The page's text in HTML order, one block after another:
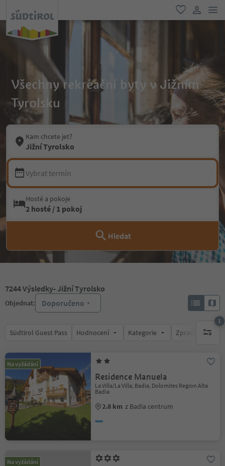
oblíbené
Všechny rekreační byty v Jižním
Tyrolsku
Kam chcete jet?
Jižní Tyrolsko
Vybrat termín
Hosté a pokoje
2 hosté / 1 pokoj
Hledat
7244Výsledky- Jižní Tyrolsko
Objednat: Doporučeno
Südtirol Guest Pass Hodnocení Kategorie Zpracovává
1
1
Na vyžádání
Residence Manuela
La Villa/La Villa, Badia, Dolomites Region Alta
Badia
2.8 km z Badia centrum
Na vyžádání